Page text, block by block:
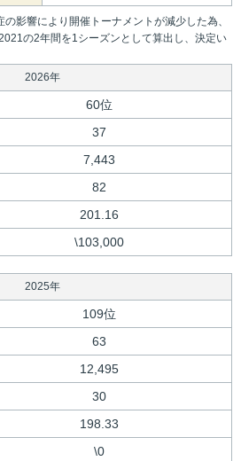
影響により開催トーナメントが減少した為、
の2年間を1シーズンとして算出し、決定い
2026年
60位
37
7,443
82
201.16
\103,000
2025年
109位
63
12,495
30
198.33
\0